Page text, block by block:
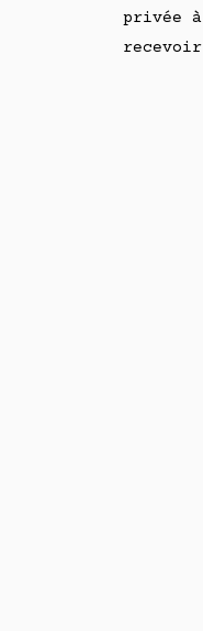
privée